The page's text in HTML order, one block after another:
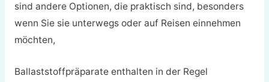
sind andere Optionen, die praktisch sind, besonders
wenn Sie sie unterwegs oder auf Reisen einnehmen
möchten,
Ballaststoffpräparate enthalten in der Regel